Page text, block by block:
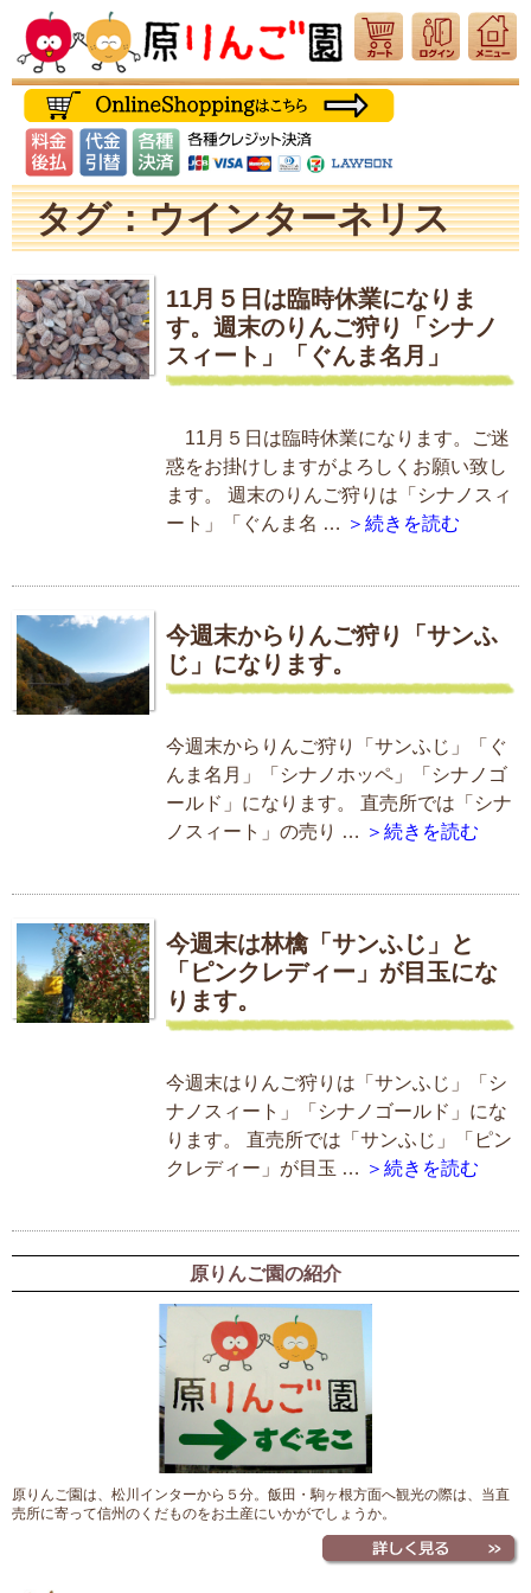
タグ：ウインターネリス
11月５日は臨時休業になりま
す。週末のりんご狩り「シナノ
スィート」「ぐんま名月」
11月５日は臨時休業になります。ご迷
惑をお掛けしますがよろしくお願い致し
ます。 週末のりんご狩りは「シナノスィ
ート」「ぐんま名 … ＞続きを読む
今週末からりんご狩り「サンふ
じ」になります。
今週末からりんご狩り「サンふじ」「ぐ
んま名月」「シナノホッペ」「シナノゴ
ールド」になります。 直売所では「シナ
ノスィート」の売り … ＞続きを読む
今週末は林檎「サンふじ」と
「ピンクレディー」が目玉にな
ります。
今週末はりんご狩りは「サンふじ」「シ
ナノスィート」「シナノゴールド」にな
ります。 直売所では「サンふじ」「ピン
クレディー」が目玉 … ＞続きを読む
原りんご園の紹介
原りんご園は、松川インターから５分。飯田・駒ヶ根方面へ観光の際は、当直
売所に寄って信州のくだものをお土産にいかがでしょうか。